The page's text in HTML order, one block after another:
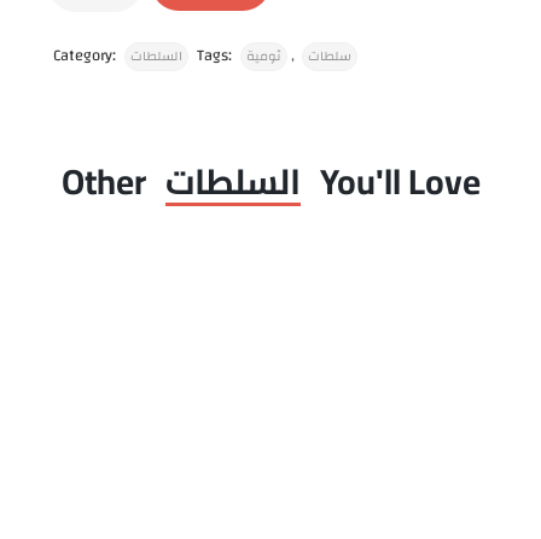
Category: السلطات Tags: ثومية , سلطات
Other السلطات You'll Love